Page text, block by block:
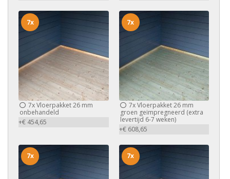
7xVloerpakket 26 mm
onbehandeld
+€ 454,65
7x
7xVloerpakket 26 mm
groen geïmpregneerd (extra
levertijd 6-7 weken)
+€ 608,65
7x
7x 7x